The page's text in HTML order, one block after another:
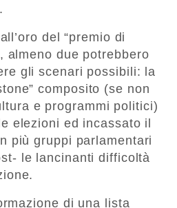
del “premio di
almeno due potrebbero
gli scenari possibili: la
composito (se non
e programmi politici)
elezioni ed incassato il
più gruppi parlamentari
le lancinanti difficoltà
di una lista